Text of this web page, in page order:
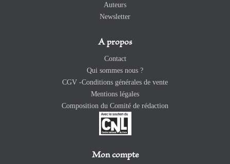
Auteurs
Newsletter
A propos
Contact
Qui sommes nous ?
CGV -Conditions générales de vente
Mentions légales
Composition du Comité de rédaction
Mon compte